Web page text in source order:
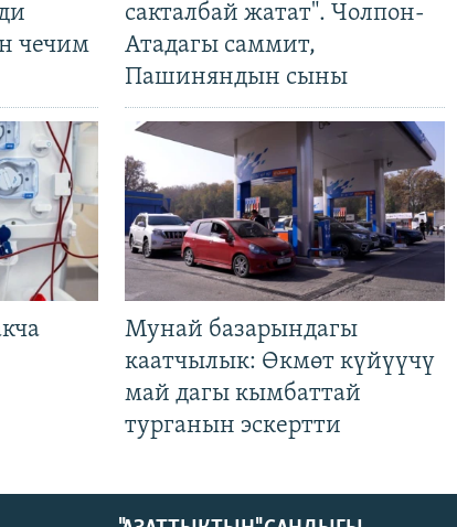
чечим
сакталбай жатат". Чолпон-
Атадагы саммит,
Пашиняндын сыны
Мунай базарындагы
каатчылык: Өкмөт күйүүчү
май дагы кымбаттай
турганын эскертти